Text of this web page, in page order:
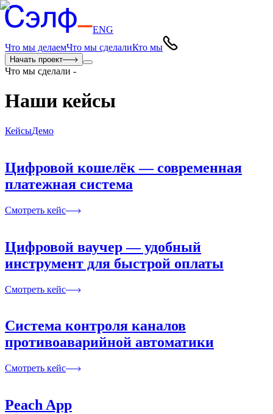
ENG
Что мы делаемЧто мы сделалиКто мы
Начать проект
Что мы сделали -
Наши кейсы
КейсыДемо
Цифровой кошелёк — современная
платежная система
Смотреть кейс
Цифровой ваучер — удобный
инструмент для быстрой оплаты
Смотреть кейс
Система контроля каналов
противоаварийной автоматики
Смотреть кейс
Peach App